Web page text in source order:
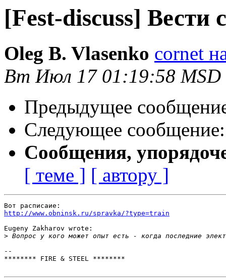
[Fest-discuss] Вести
Oleg B. Vlasenko cornet
Вт Июл 17 01:19:58 MSD
Предыдущее
Следующее
Сообщения,
[ теме ] [ автору ]
http://www.obninsk.ru/spravka/?type=train
Eugeny Zakharov wrote:
>
--
******** FIRE & STEEL ********